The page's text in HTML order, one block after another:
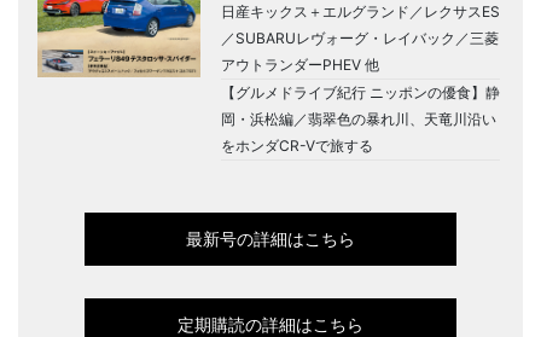
日産キックス＋エルグランド／レクサスES
／SUBARUレヴォーグ・レイバック／三菱
アウトランダーPHEV 他
【グルメドライブ紀行 ニッポンの優食】静
岡・浜松編／翡翠色の暴れ川、天竜川沿い
をホンダCR-Vで旅する
最新号の詳細はこちら
定期購読の詳細はこちら